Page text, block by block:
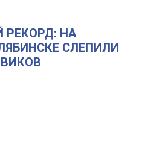
РЕКОРД: НА
СЛЕПИЛИ